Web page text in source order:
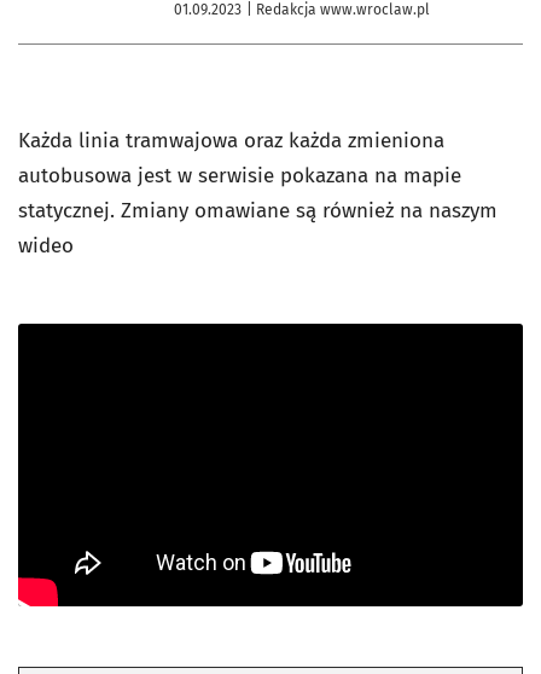
01.09.2023 | Redakcja www.wroclaw.pl
Każda linia tramwajowa oraz każda zmieniona
autobusowa jest w serwisie pokazana na mapie
statycznej. Zmiany omawiane są również na naszym
wideo